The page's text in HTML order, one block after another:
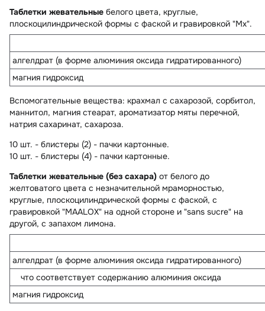
Таблетки жевательные белого цвета, круглые,
плоскоцилиндрической формы с фаской и гравировкой "Mx".
алгелдрат (в форме алюминия оксида гидратированного)
магния гидроксид
Вспомогательные вещества: крахмал с сахарозой, сорбитол,
маннитол, магния стеарат, ароматизатор мяты перечной,
натрия сахаринат, сахароза.
10 шт. - блистеры (2) - пачки картонные.
10 шт. - блистеры (4) - пачки картонные.
Таблетки жевательные (без сахара) от белого до
желтоватого цвета с незначительной мраморностью,
круглые, плоскоцилиндрической формы с фаской, с
гравировкой "MAALOX" на одной стороне и "sans sucre" на
другой, с запахом лимона.
алгелдрат (в форме алюминия оксида гидратированного)
что соответствует содержанию алюминия оксида
магния гидроксид